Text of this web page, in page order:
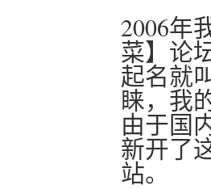
2006年
菜】论
起名就
睐，我
由于国
新开了
站。